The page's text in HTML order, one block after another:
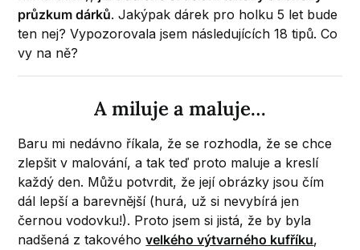
průzkum dárků. Jakýpak dárek pro holku 5 let bude
ten nej? Vypozorovala jsem následujících 18 tipů. Co
vy na ně?
A miluje a maluje…
Baru mi nedávno říkala, že se rozhodla, že se chce
zlepšit v malování, a tak teď proto maluje a kreslí
každý den. Můžu potvrdit, že její obrázky jsou čím
dál lepší a barevnější (hurá, už si nevybírá jen
černou vodovku!). Proto jsem si jistá, že by byla
nadšená z takovéhovelkého výtvarného kufříku,